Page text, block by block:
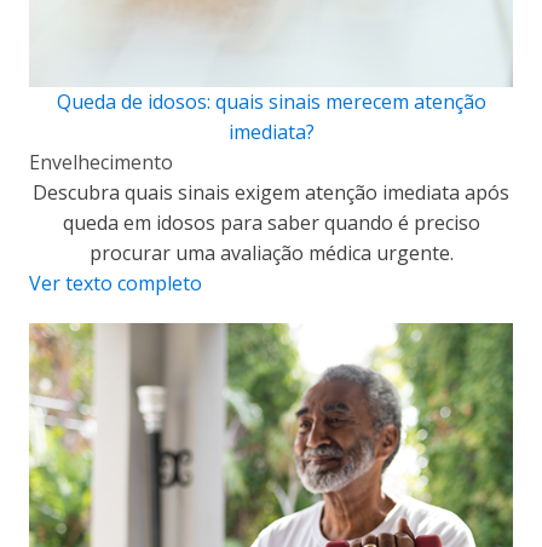
Queda de idosos: quais sinais merecem atenção
imediata?
Envelhecimento
Descubra quais sinais exigem atenção imediata após
queda em idosos para saber quando é preciso
procurar uma avaliação médica urgente.
Ver texto completo